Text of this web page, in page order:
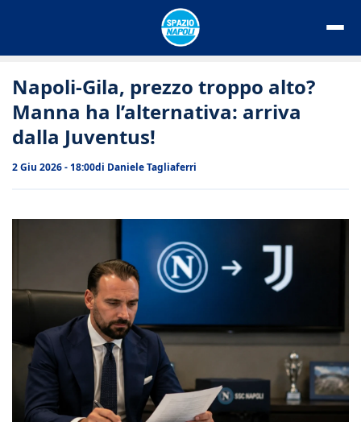
Napoli-Gila, prezzo troppo alto?
Manna ha l’alternativa: arriva
dalla Juventus!
2 Giu 2026 - 18:00di Daniele Tagliaferri